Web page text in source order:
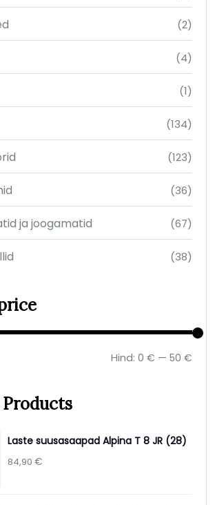
(2)
(4)
(1)
(134)
(123)
(36)
ja joogamatid (67)
(38)
Hind: 0 € — 50 €
Laste suusasaapad Alpina T 8 JR (28)
84,90 €